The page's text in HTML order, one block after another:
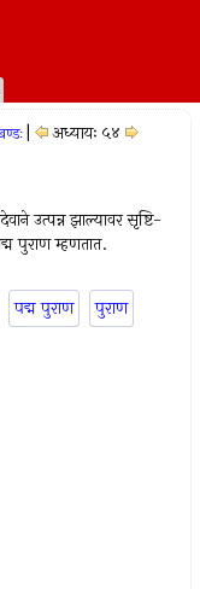
अध्यायः ५४
उत्पन्न झाल्यावर सृष्टि-
पुराण म्हणतात.
पद्म पुराण
पुराण